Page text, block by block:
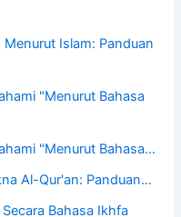
Islam: Panduan
"Menurut Bahasa
"Menurut Bahasa…
Al-Qur'an: Panduan…
Bahasa Ikhfa